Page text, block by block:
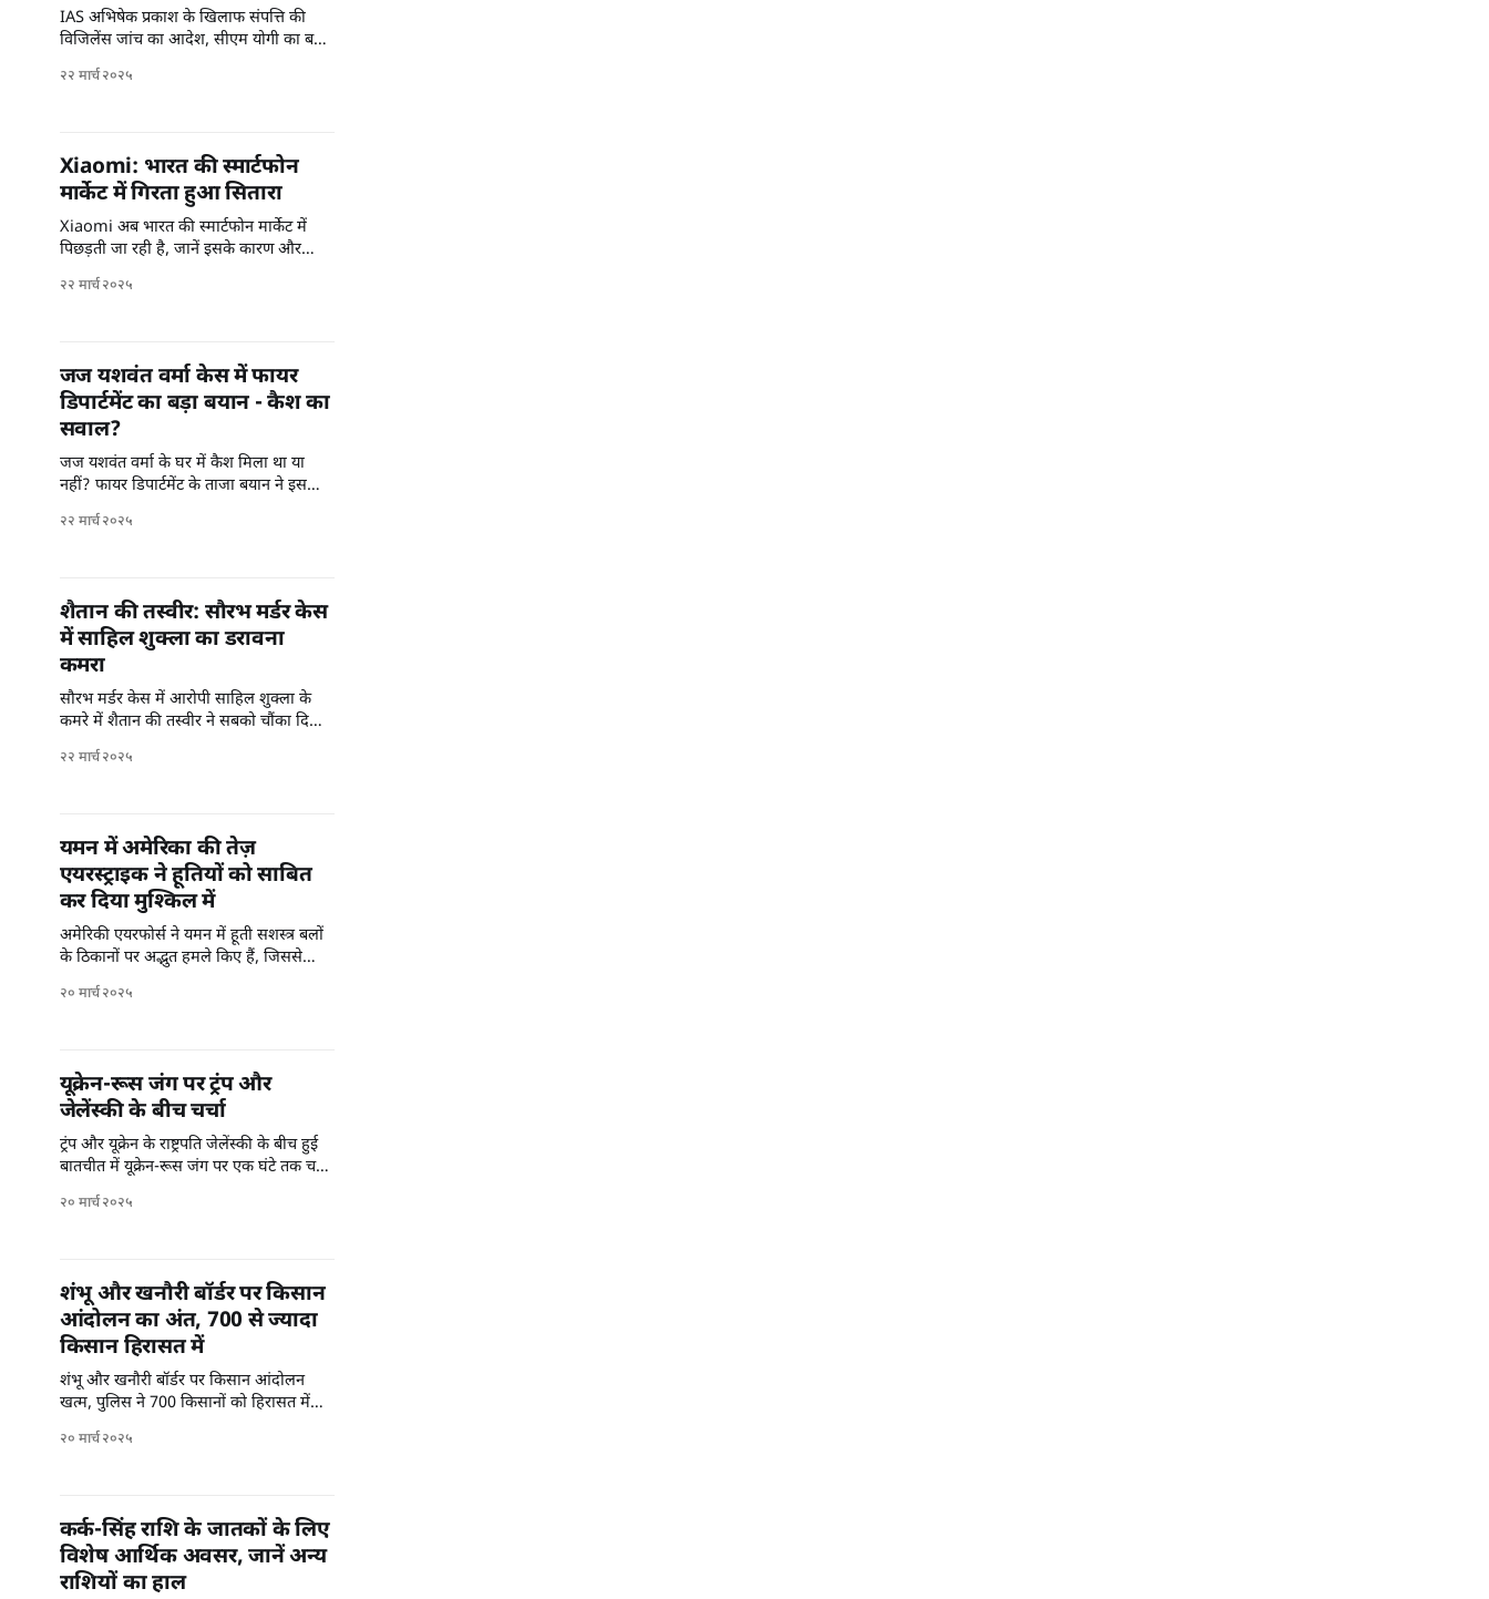
IAS अभिषेक प्रकाश के खिलाफ संपत्ति की
विजिलेंस जांच का आदेश, सीएम योगी का बड़ा
कदम। क्या मिलेंगे नए सबूत?
२२ मार्च २०२५
Xiaomi: भारत की स्मार्टफोन
मार्केट में गिरता हुआ सितारा
Xiaomi अब भारत की स्मार्टफोन मार्केट में
पिछड़ती जा रही है, जानें इसके कारण और
भविष्य की संभावनाएं।
२२ मार्च २०२५
जज यशवंत वर्मा केस में फायर
डिपार्टमेंट का बड़ा बयान - कैश का
सवाल?
जज यशवंत वर्मा के घर में कैश मिला था या
नहीं? फायर डिपार्टमेंट के ताजा बयान ने इस
मामले में नया मोड़ ला दिया है।
२२ मार्च २०२५
शैतान की तस्वीर: सौरभ मर्डर केस
में साहिल शुक्ला का डरावना
कमरा
सौरभ मर्डर केस में आरोपी साहिल शुक्ला के
कमरे में शैतान की तस्वीर ने सबको चौंका दिया
है। जानें इस इंट्रिगुइंग केस के बारे में।
२२ मार्च २०२५
यमन में अमेरिका की तेज़
एयरस्ट्राइक ने हूतियों को साबित
कर दिया मुश्किल में
अमेरिकी एयरफोर्स ने यमन में हूती सशस्त्र बलों
के ठिकानों पर अद्भुत हमले किए हैं, जिससे
स्थिति और भी तंगी में आ गई है।
२० मार्च २०२५
यूक्रेन-रूस जंग पर ट्रंप और
जेलेंस्की के बीच चर्चा
ट्रंप और यूक्रेन के राष्ट्रपति जेलेंस्की के बीच हुई
बातचीत में यूक्रेन-रूस जंग पर एक घंटे तक चर्चा
२० मार्च २०२५
शंभू और खनौरी बॉर्डर पर किसान
आंदोलन का अंत, 700 से ज्यादा
किसान हिरासत में
शंभू और खनौरी बॉर्डर पर किसान आंदोलन
खत्म, पुलिस ने 700 किसानों को हिरासत में
लिया। प्रदर्शन का ये सिलसिला 13 महीने चला।
२० मार्च २०२५
कर्क-सिंह राशि के जातकों के लिए
विशेष आर्थिक अवसर, जानें अन्य
राशियों का हाल